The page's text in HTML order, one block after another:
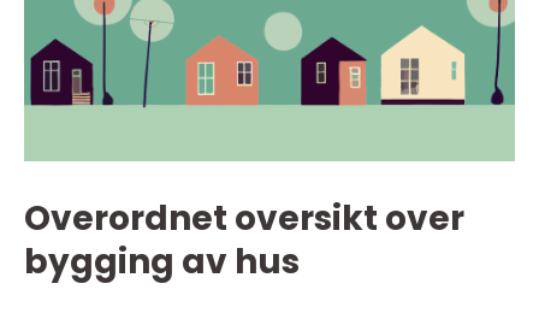
Overordnet oversikt over
bygging av hus